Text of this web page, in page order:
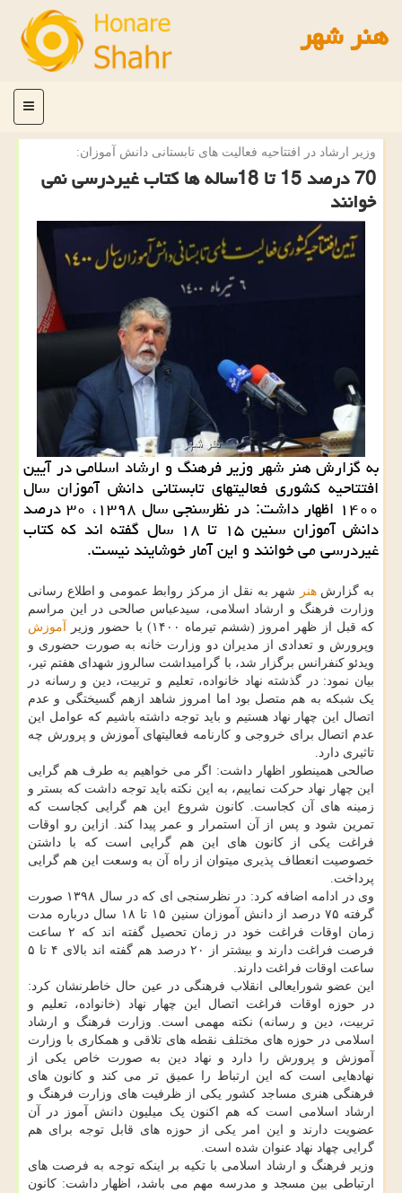
هنر شهر
منو
وزیر ارشاد در افتتاحیه فعالیت های تابستانی دانش آموزان:
70 درصد 15 تا 18ساله ها كتاب غیردرسی نمی
خوانند
به گزارش هنر شهر وزیر فرهنگ و ارشاد اسلامی در آیین
افتتاحیه کشوری فعالیتهای تابستانی دانش آموزان سال
۱۴۰۰ اظهار داشت: در نظرسنجی سال ۱۳۹۸، ۳۰ درصد
دانش آموزان سنین ۱۵ تا ۱۸ سال گفته اند که کتاب
غیردرسی می خوانند و این آمار خوشایند نیست.
به گزارشهنر
شهر به نقل از مرکز روابط عمومی و اطلاع رسانی
وزارت فرهنگ و ارشاد اسلامی، سیدعباس صالحی در این مراسم
که قبل از ظهر امروز (ششم تیرماه ۱۴۰۰) با حضور وزیر
آموزش
وپرورش و تعدادی از مدیران دو وزارت خانه به صورت حضوری و
ویدئو کنفرانس برگزار شد، با گرامیداشت سالروز شهدای هفتم تیر،
بیان نمود: در گذشته نهاد خانواده، تعلیم و تربیت، دین و رسانه در
یک شبکه به هم متصل بود اما امروز شاهد ازهم گسیختگی و عدم
اتصال این چهار نهاد هستیم و باید توجه داشته باشیم که عوامل این
عدم اتصال برای خروجی و کارنامه فعالیتهای آموزش و پرورش چه
تاثیری دارد.
صالحی همینطور اظهار داشت: اگر می خواهیم به طرف هم گرایی
این چهار نهاد حرکت نماییم، به این نکته باید توجه داشت که بستر و
زمینه های آن کجاست. کانون شروع این هم گرایی کجاست که
تمرین شود و پس از آن استمرار و عمر پیدا کند. ازاین رو اوقات
فراغت یکی از کانون های این هم گرایی است که با داشتن
خصوصیت انعطاف پذیری میتوان از راه آن به وسعت این هم گرایی
پرداخت.
وی در ادامه اضافه کرد: در نظرسنجی ای که در سال ۱۳۹۸ صورت
گرفته ۷۵ درصد از دانش آموزان سنین ۱۵ تا ۱۸ سال درباره مدت
زمان اوقات فراغت خود در زمان تحصیل گفته اند که ۲ ساعت
فرصت فراغت دارند و بیشتر از ۲۰ درصد هم گفته اند بالای ۴ تا ۵
ساعت اوقات فراغت دارند.
این عضو شورایعالی انقلاب فرهنگی در عین حال خاطرنشان کرد:
در حوزه اوقات فراغت اتصال این چهار نهاد (خانواده، تعلیم و
تربیت، دین و رسانه) نکته مهمی است. وزارت فرهنگ و ارشاد
اسلامی در حوزه های مختلف نقطه های تلاقی و همکاری با وزارت
آموزش و پرورش را دارد و نهاد دین به صورت خاص یکی از
نهادهایی است که این ارتباط را عمیق تر می کند و کانون های
فرهنگی هنری مساجد کشور یکی از ظرفیت های وزارت فرهنگ و
ارشاد اسلامی است که هم اکنون یک میلیون دانش آموز در آن
عضویت دارند و این امر یکی از حوزه های قابل توجه برای هم
گرایی چهاد نهاد عنوان شده است.
وزیر فرهنگ و ارشاد اسلامی با تکیه بر اینکه توجه به فرصت های
ارتباطی بین مسجد و مدرسه مهم می باشد، اظهار داشت: کانون